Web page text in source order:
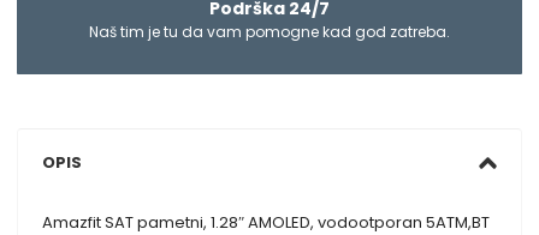
Podrška 24/7
Naš tim je tu da vam pomogne kad god zatreba.
OPIS
Amazfit SAT pametni, 1.28″ AMOLED, vodootporan 5ATM,BT